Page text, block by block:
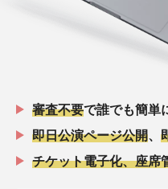
審査不要で誰でも簡単
即日公演ページ公開
チケット電子化、座席